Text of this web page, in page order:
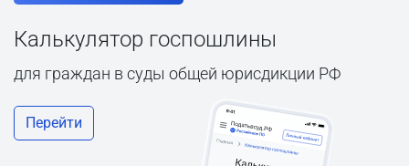
Калькулятор госпошлины
для граждан в суды общей юрисдикции РФ
Перейти